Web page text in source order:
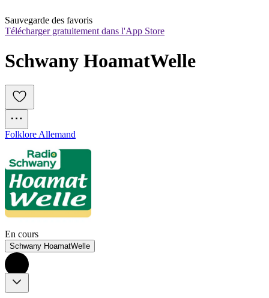
Sauvegarde des favoris
Télécharger gratuitement dans l'App Store
Schwany HoamatWelle
Folklore Allemand
En cours
Schwany HoamatWelle